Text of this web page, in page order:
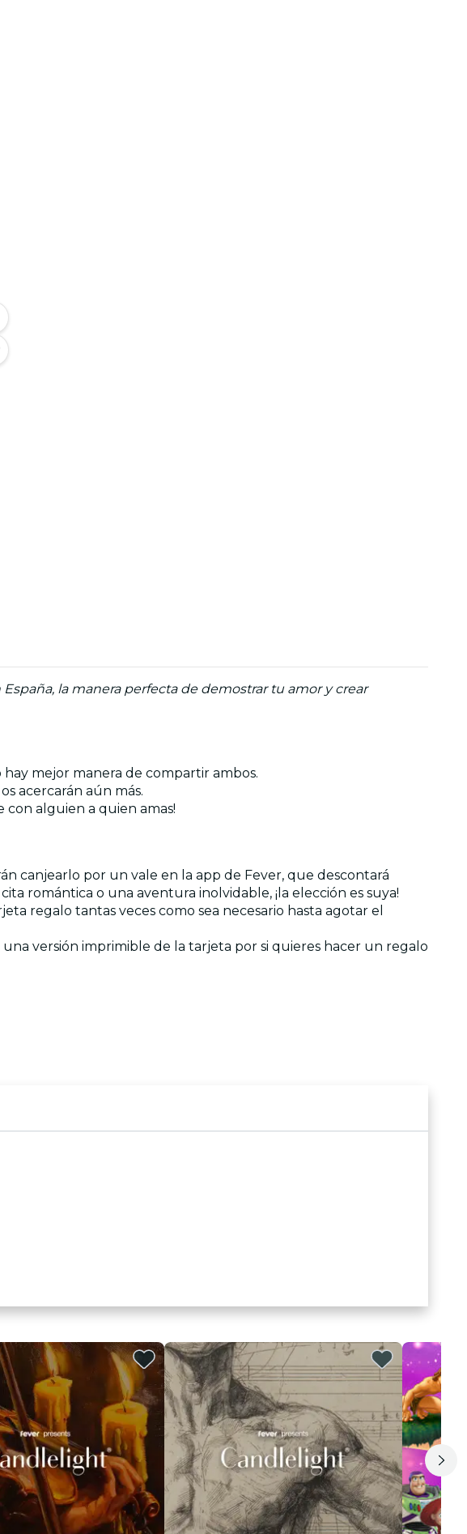
la manera perfecta de demostrar tu amor y crear
mejor manera de compartir ambos.
acercarán aún más.
con alguien a quien amas!
canjearlo por un vale en la app de Fever, que descontará
romántica o una aventura inolvidable, ¡la elección es suya!
regalo tantas veces como sea necesario hasta agotar el
versión imprimible de la tarjeta por si quieres hacer un regalo